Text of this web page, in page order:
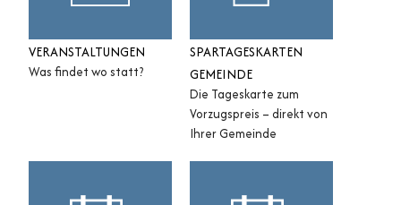
VERANSTALTUNGEN
Was findet wo statt?
SPARTAGESKARTEN
GEMEINDE
Die Tageskarte zum
Vorzugspreis – direkt von
Ihrer Gemeinde